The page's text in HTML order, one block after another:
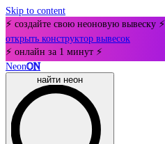
Skip to content
⚡ создайте свою неоновую вывеску ⚡
открыть конструктор вывесок
⚡ онлайн за 1 минут ⚡
NeonON
найти неон